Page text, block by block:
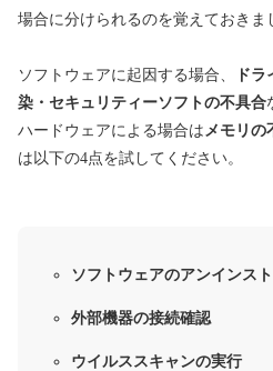
場合に分けられるのを覚えておきま
ソフトウェアに起因する場合、
ド
染・セキュリティーソフトの不具合
ハードウェアによる場合は メモリの
は以下の4点を試してください。
ソフトウェアのアンインス
外部機器の接続確認
ウイルススキャンの実行